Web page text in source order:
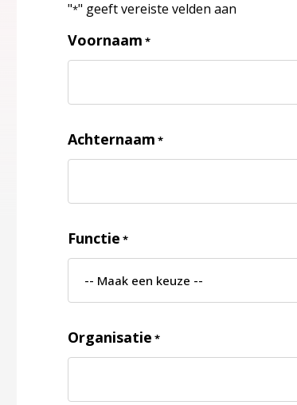
"*" geeft vereiste velden aan
Voornaam *
Achternaam *
Functie *
Organisatie *